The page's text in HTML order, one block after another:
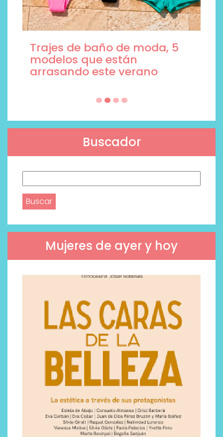
Trajes de baño de moda, 5
modelos que están
arrasando este verano
Buscador
Mujeres de ayer y hoy